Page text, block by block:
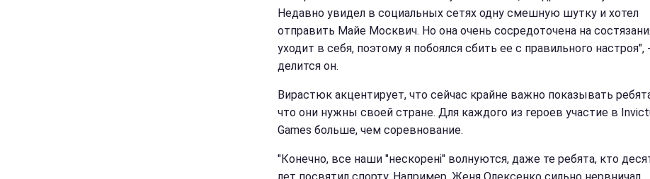
Недавно увидел в социальных сетях одну смешную шутку и хотел
отправить Майе Москвич. Но она очень сосредоточена на
уходит в себя, поэтому я побоялся сбить ее с правильного настроя", -
делится он.
Вирастюк акцентирует, что сейчас крайне важно показывать
что они нужны своей стране. Для каждого из героев участие в
Games больше, чем соревнование.
"Конечно, все наши "нескорені" волнуются, даже те ребята, кто
лет посвятил спорту. Например, Женя Олексенко сильно нервничал,